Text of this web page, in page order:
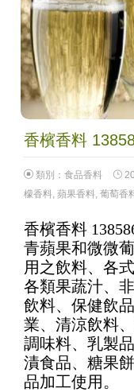
香檳香料
類別： 食品香料
檬香料, 蘋果香料, 葡萄香
香檳香料
青蘋果和微微
用之飲料、各
各類果蔬汁、
飲料、保健飲
業、清涼飲料
調味料、乳製
漬食品、糖果
品加工使用。